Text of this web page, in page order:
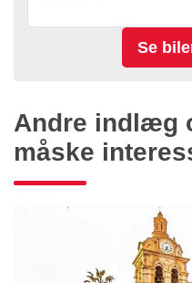
Andre indlæg
måske